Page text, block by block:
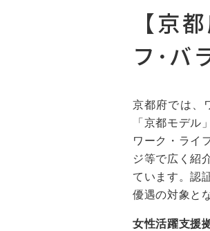
【京
フ･バ
京都府では、
「京都モデル
ワーク・ライ
ジ等で広く紹
ています。認
優遇の対象と
女性活躍支援